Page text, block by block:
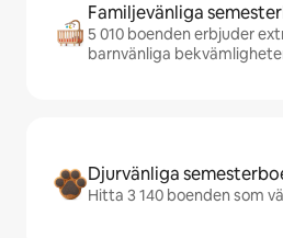
Familjevänliga
5 010 boenden erbjuder
barnvänliga
Djurvänliga
Hitta 3 140 boenden som